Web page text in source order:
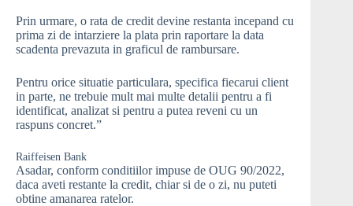
Prin urmare, o rata de credit devine restanta incepand cu
prima zi de intarziere la plata prin raportare la data
scadenta prevazuta in graficul de rambursare.
Pentru orice situatie particulara, specifica fiecarui client
in parte, ne trebuie mult mai multe detalii pentru a fi
identificat, analizat si pentru a putea reveni cu un
raspuns concret.”
Raiffeisen Bank
Asadar, conform conditiilor impuse de OUG 90/2022,
daca aveti restante la credit, chiar si de o zi, nu puteti
obtine amanarea ratelor.